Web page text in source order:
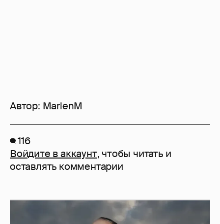
Автор: MarlenM
116
Войдите в аккаунт, чтобы читать и
оставлять комментарии